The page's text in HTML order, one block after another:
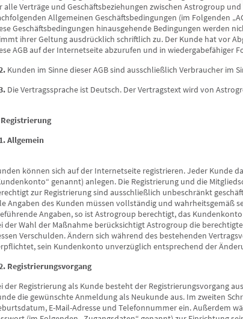
Ilana
PIN: 918
Bewertungen: 4
Erfahrung. Gemeinsam
Antworten und
für deine Fragen
Sanah
PIN: 109
Bewertungen: 2
auch ausschliesslich
CHAKRENAUSGLEICH - Flexibel
erreichbar
alle Verträge und Geschäftsbeziehungen zwischen Astrogroup
Allgemeinen Geschäftsbedingungen (im Folgenden
Geschäftsbedingungen hinausgehende Bedingungen werden
ihrer Geltung ausdrücklich schriftlich zu. Der Kunde hat vor
AGB auf der Internetseite abzurufen und in wiedergabefähiger
Kunden im Sinne dieser AGB sind ausschließlich Verbraucher im
Die Vertragssprache ist Deutsch. Der Vertragstext wird von
Allgemein
können sich auf der Internetseite registrieren. Jeder Kunde
genannt) anlegen. Die Registrierung und die
zur Registrierung sind ausschließlich unbeschränkt
Angaben des Kunden müssen vollständig und wahrheitsgemäß
Angaben, so ist Astrogroup berechtigt, das
der Wahl der Maßnahme berücksichtigt Astrogroup die
Verschulden. Ändern sich während des bestehenden
sein Kundenkonto unverzüglich entsprechend der
Registrierungsvorgang
der Registrierung als Kunde besteht der Registrierungsvorgang
die gewünschte Anmeldung als Neukunde aus. Im zweiten
E-Mail-Adresse und Telefonnummer ein. Außerdem